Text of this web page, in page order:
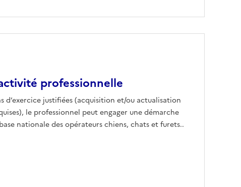
professionnelle
d’exercice justifiées (acquisition et/ou actualisation
le professionnel peut engager une démarche
nationale des opérateurs chiens, chats et furets..